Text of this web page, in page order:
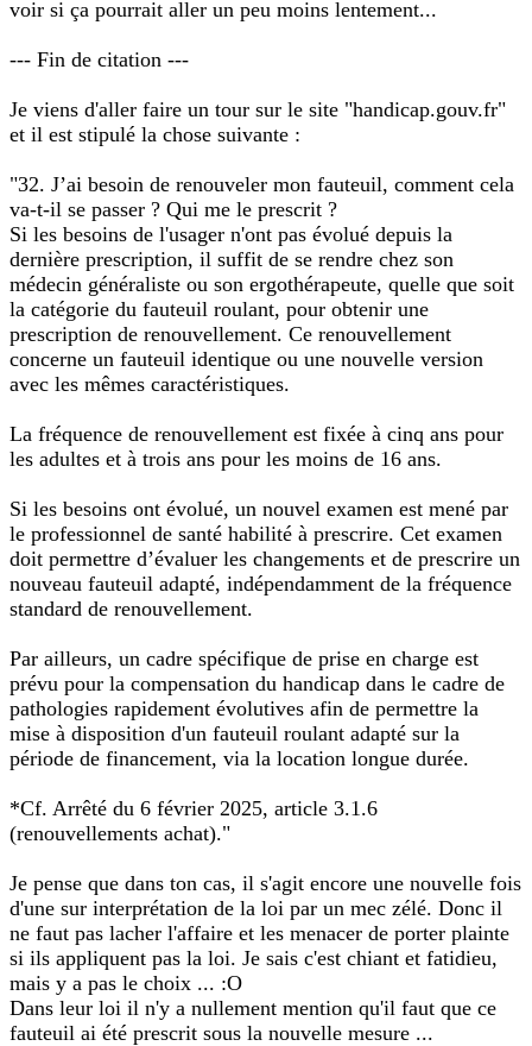
voir si ça pourrait aller un peu moins lentement...
--- Fin de citation ---
Je viens d'aller faire un tour sur le site "handicap.gouv.fr"
et il est stipulé la chose suivante :
"32. J’ai besoin de renouveler mon fauteuil, comment cela
va-t-il se passer ? Qui me le prescrit ?
Si les besoins de l'usager n'ont pas évolué depuis la
dernière prescription, il suffit de se rendre chez son
médecin généraliste ou son ergothérapeute, quelle que soit
la catégorie du fauteuil roulant, pour obtenir une
prescription de renouvellement. Ce renouvellement
concerne un fauteuil identique ou une nouvelle version
avec les mêmes caractéristiques.
La fréquence de renouvellement est fixée à cinq ans pour
les adultes et à trois ans pour les moins de 16 ans.
Si les besoins ont évolué, un nouvel examen est mené par
le professionnel de santé habilité à prescrire. Cet examen
doit permettre d’évaluer les changements et de prescrire un
nouveau fauteuil adapté, indépendamment de la fréquence
standard de renouvellement.
Par ailleurs, un cadre spécifique de prise en charge est
prévu pour la compensation du handicap dans le cadre de
pathologies rapidement évolutives afin de permettre la
mise à disposition d'un fauteuil roulant adapté sur la
période de financement, via la location longue durée.
*Cf. Arrêté du 6 février 2025, article 3.1.6
(renouvellements achat)."
Je pense que dans ton cas, il s'agit encore une nouvelle fois
d'une sur interprétation de la loi par un mec zélé. Donc il
ne faut pas lacher l'affaire et les menacer de porter plainte
si ils appliquent pas la loi. Je sais c'est chiant et fatidieu,
mais y a pas le choix ... :O
Dans leur loi il n'y a nullement mention qu'il faut que ce
fauteuil ai été prescrit sous la nouvelle mesure ...